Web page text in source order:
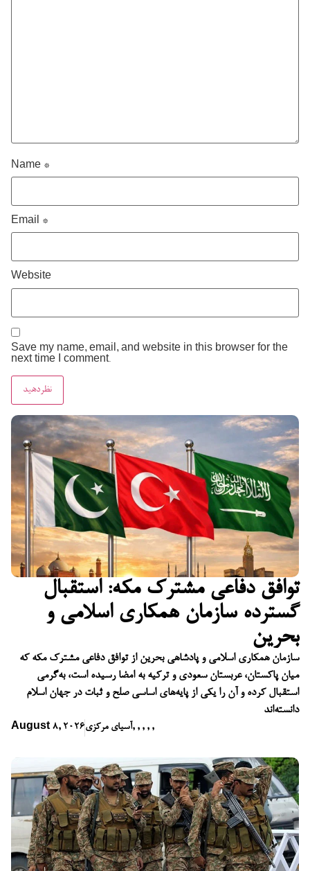
توافق دفاعی مشترک مکه: استقبال
گسترده سازمان همکاری اسلامی و
بحرین
سازمان همکاری اسلامی و پادشاهی بحرین از توافق دفاعی مشترک مکه که
میان پاکستان، عربستان سعودی و ترکیه به امضا رسیده است، به‌گرمی
استقبال کرده و آن را یکی از پایه‌های اساسی صلح و ثبات در جهان اسلام
دانسته‌اند
August 8, 2026آسیای مرکزی, , , , ,
Name *
Email *
Website
Save my name, email, and website in this browser for the
next time I comment.